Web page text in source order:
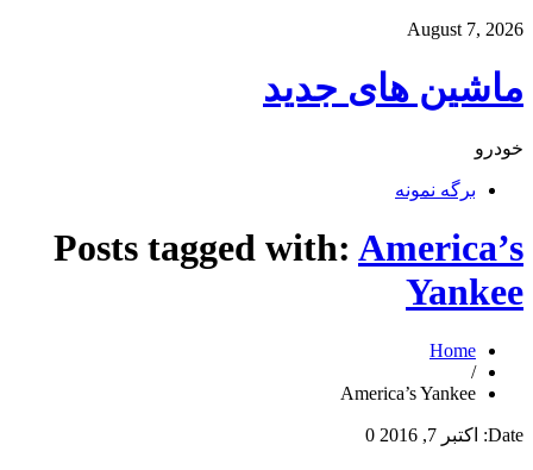
August 7, 2026
ماشین های جدید
خودرو
برگه نمونه
Posts tagged with: America’s
Yankee
Home
/
America’s Yankee
Date: اکتبر 7, 2016 0